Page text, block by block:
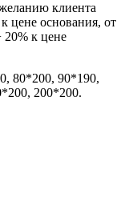
клиента
цене основания, от
20% к цене
80*200, 90*190,
200*200.